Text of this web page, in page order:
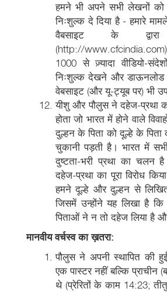
हमने भी अपने सभी लेखनों
निःशुल्क दे दिया है - हमारे
वैबसाइट के
(http://
1000 से ज़्यादा वीडियो-
निःशुल्क देखने और डाऊनलोड
वेबसाइट (और यू-ट्यूब पर) भी
यीशु और पौलुस ने दहेज-प्रथा
होता जो भारत में होने वाले
दुल्हन के पिता को दूल्हे के पिता
चुकानी पड़ती है। भारत में
दुष्टता-भरी प्रथा का चलन
दहेज-प्रथा का पूरा विरोध
हमने दूल्हे और दुल्हन से
जिसमें उन्होंने यह लिखा है
पिताओं ने न तो दहेज लिया है
मानवीय वर्चस्व का ख़तरा:
पौलुस ने अपनी स्थापित की
एक पास्टर नहीं बल्कि प्राचीन
थे (प्रेरितों के काम 14:23;